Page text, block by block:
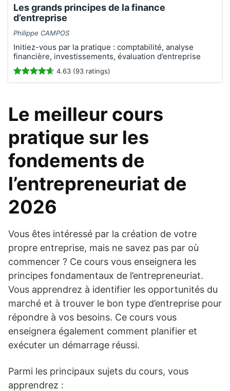
Les grands principes de la finance
d’entreprise
Philippe CAMPOS
Initiez-vous par la pratique : comptabilité, analyse
financière, investissements, évaluation d’entreprise
4.63 (93 ratings)
Le meilleur cours
pratique sur les
fondements de
l’entrepreneuriat de
2026
Vous êtes intéressé par la création de votre
propre entreprise, mais ne savez pas par où
commencer ? Ce cours vous enseignera les
principes fondamentaux de l’entrepreneuriat.
Vous apprendrez à identifier les opportunités du
marché et à trouver le bon type d’entreprise pour
répondre à vos besoins. Ce cours vous
enseignera également comment planifier et
exécuter un démarrage réussi.
Parmi les principaux sujets du cours, vous
apprendrez :